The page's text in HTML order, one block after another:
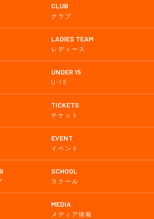
CLUB
クラブ
LADIES TEAM
レディース
UNDER 15
U-15
TICKETS
チケット
EVENT
イベント
SCHOOL
スクール
MEDIA
メディア情報